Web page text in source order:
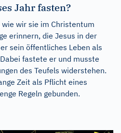
Jahr fasten?
wir sie im Christentum
erinnern, die Jesus in der
sein öffentliches Leben als
fastete er und musste
des Teufels widerstehen.
Zeit als Pflicht eines
Regeln gebunden.